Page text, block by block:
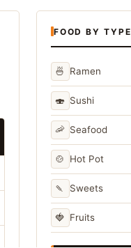
FOOD BY TYPE
🍜 Ramen
🍣 Sushi
🦐 Seafood
🍲 Hot Pot
🍡 Sweets
🍓 Fruits